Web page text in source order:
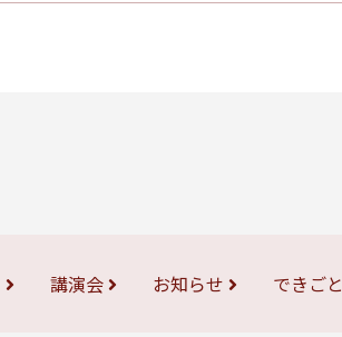
講演会 お知らせ できごと